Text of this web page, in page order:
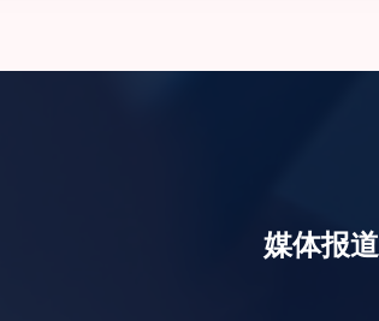
媒体报道